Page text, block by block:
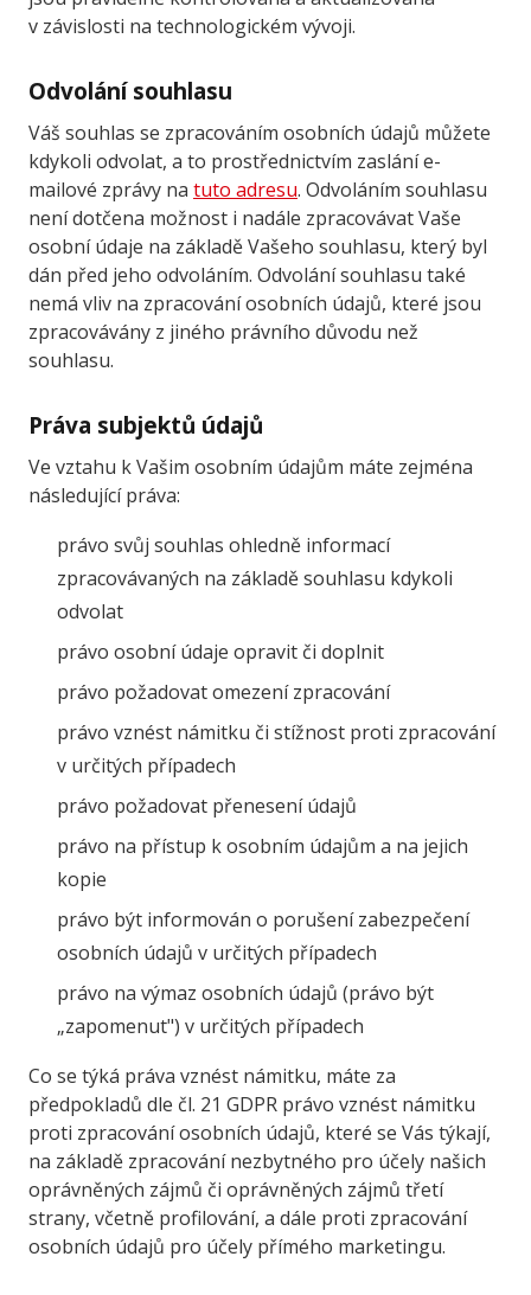
v závislosti na technologickém vývoji.
Odvolání souhlasu
Váš souhlas se zpracováním osobních údajů můžete
kdykoli odvolat, a to prostřednictvím zaslání e-
mailové zprávy na tuto adresu. Odvoláním souhlasu
není dotčena možnost i nadále zpracovávat Vaše
osobní údaje na základě Vašeho souhlasu, který byl
dán před jeho odvoláním. Odvolání souhlasu také
nemá vliv na zpracování osobních údajů, které jsou
zpracovávány z jiného právního důvodu než
souhlasu.
Práva subjektů údajů
Ve vztahu k Vašim osobním údajům máte zejména
následující práva:
právo svůj souhlas ohledně informací
zpracovávaných na základě souhlasu kdykoli
odvolat
právo osobní údaje opravit či doplnit
právo požadovat omezení zpracování
právo vznést námitku či stížnost proti zpracování
v určitých případech
právo požadovat přenesení údajů
právo na přístup k osobním údajům a na jejich
kopie
právo být informován o porušení zabezpečení
osobních údajů v určitých případech
právo na výmaz osobních údajů (právo být
„zapomenut") v určitých případech
Co se týká práva vznést námitku, máte za
předpokladů dle čl. 21 GDPR právo vznést námitku
proti zpracování osobních údajů, které se Vás týkají,
na základě zpracování nezbytného pro účely našich
oprávněných zájmů či oprávněných zájmů třetí
strany, včetně profilování, a dále proti zpracování
osobních údajů pro účely přímého marketingu.